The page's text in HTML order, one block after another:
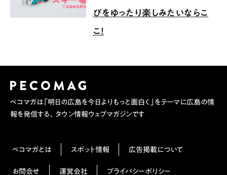
びをゆったり楽しみたいならこ
こ！
ペコマガは「明日の広島を今日よりもっと面白く」をテーマに広島の情
報を発信する、タウン情報ウェブマガジンです
ペコマガとは スポット情報 広告掲載について
お問合せ 運営会社 プライバシーポリシー